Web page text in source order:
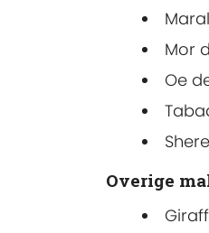
Mor
Oe
Overige